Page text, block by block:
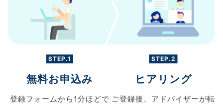
STEP.1
無料お申込み
登録フォームから 1分ほどで
STEP.2
ヒアリング
ご登録後、 アドバイザーが転